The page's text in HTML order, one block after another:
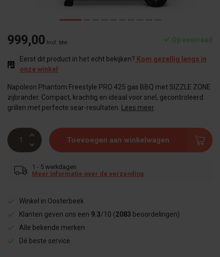
999,00 Incl. btw Op voorraad
Eerst dit product in het echt bekijken? Kom gezellig langs in
onze winkel
Napoleon Phantom Freestyle PRO 425 gas BBQ met SIZZLE ZONE
zijbrander. Compact, krachtig en ideaal voor snel, gecontroleerd
grillen met perfecte sear-resultaten.
Lees meer
Toevoegen aan winkelwagen
1 - 5 werkdagen
Meer informatie over de verzending
Winkel in Oosterbeek
Klanten geven ons een 9.3/10 (2083 beoordelingen)
Alle bekende merken
Dé beste service